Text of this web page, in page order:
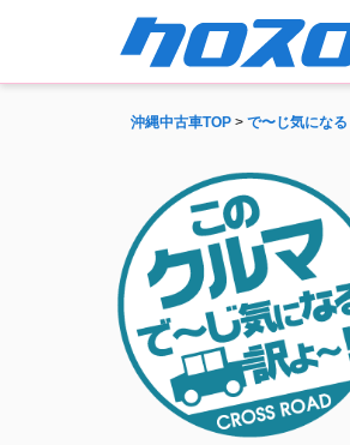
沖縄中古車TOP> で〜じ気になる